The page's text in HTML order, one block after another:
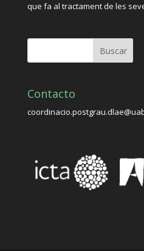
que fa al tractament de les
Contacto